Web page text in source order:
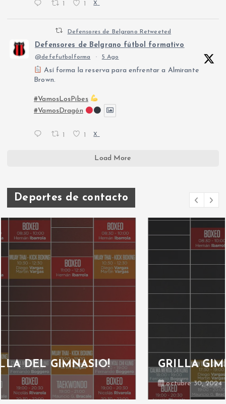
1 1 X
Defensores de Belgrano Retweeted
Defensores de Belgrano fútbol formativo
@defefutbolforma · 5 Ago
Así forma la reserva para enfrentar a Almirante
Brown.
#VamosLosPibes
#VamosDragón
1 1 X
Load More
Deportes de contacto
GRILLA GIMNASIO
octubre 30, 2024